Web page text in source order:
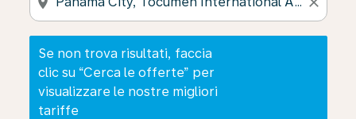
Se non trova risultati, faccia
clic su “Cerca le offerte” per
visualizzare le nostre migliori
tariffe